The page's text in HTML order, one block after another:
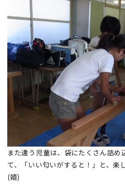
また違う児童は、袋にたくさん詰め
て、「いい匂いがすると！」と、楽
(嬉)